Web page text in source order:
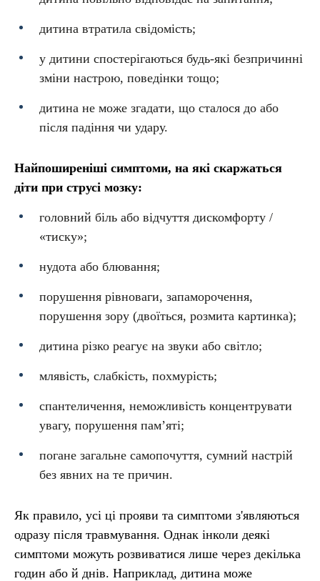
дитина втратила свідомість;
у дитини спостерігаються будь-які безпричинні
зміни настрою, поведінки тощо;
дитина не може згадати, що сталося до або
після падіння чи удару.
Найпоширеніші симптоми, на які скаржаться
діти при струсі мозку:
головний біль або відчуття дискомфорту /
«тиску»;
нудота або блювання;
порушення рівноваги, запаморочення,
порушення зору (двоїться, розмита картинка);
дитина різко реагує на звуки або світло;
млявість, слабкість, похмурість;
спантеличення, неможливість концентрувати
увагу, порушення пам’яті;
погане загальне самопочуття, сумний настрій
без явних на те причин.
Як правило, усі ці прояви та симптоми з'являються
одразу після травмування. Однак інколи деякі
симптоми можуть розвиватися лише через декілька
годин або й днів. Наприклад, дитина може